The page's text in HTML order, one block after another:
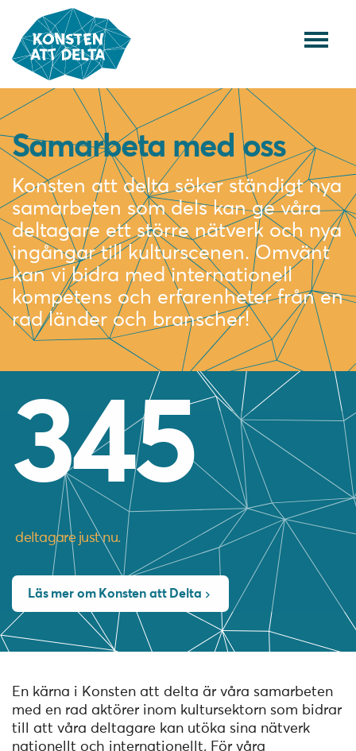
Samarbeta med oss
Konsten att delta söker ständigt nya
samarbeten som dels kan ge våra
deltagare ett större nätverk och nya
ingångar till kulturscenen. Omvänt
kan vi bidra med internationell
kompetens och erfarenheter från en
rad länder och branscher!
345
deltagare just nu.
Läs mer om Konsten att Delta
En kärna i Konsten att delta är våra samarbeten
med en rad aktörer inom kultursektorn som bidrar
till att våra deltagare kan utöka sina nätverk
nationellt och internationellt. För våra